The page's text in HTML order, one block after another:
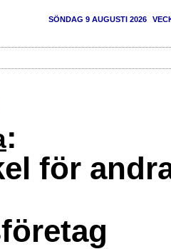
SÖNDAG 9 AUGUSTI 2026
:
för